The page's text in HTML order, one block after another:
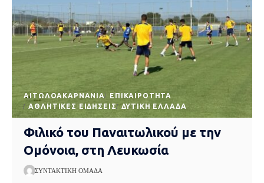
AΙΤΩΛΟΑΚΑΡΝΑΝΊΑ
EΠΙΚΑΙΡΌΤΗΤΑ
ΑΘΛΗΤΙΚΈΣ ΕΙΔΉΣΕΙΣ
ΔΥΤΙΚΉ ΕΛΛΆΔΑ
Φιλικό του Παναιτωλικού με την
Ομόνοια, στη Λευκωσία
ΣΥΝΤΑΚΤΙΚΉ ΟΜΆΔΑ